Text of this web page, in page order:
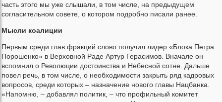
часть этого мы уже слышали, в том числе, на предыдущем
согласительном совете, о котором подробно писали ранее.
Мысли коалиции
Первым среди глав фракций слово получил лидер «Блока Петра
Порошенко» в Верховной Раде Артур Герасимов. Вначале он
вспомнил о Революции достоинства и Небесной сотне. Дальше
повел речь, в том числе, о необходимости закрыть ряд кадровых
вопросов, среди которых – назначение нового главы Нацбанка.
«Напомню, – добавлял политик, – что профильный комитет